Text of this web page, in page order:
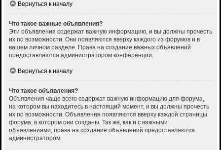
Вернуться к началу
Что такое важные объявления?
Эти объявления содержат важную информацию, и вы должны прочесть
их по возможности. Они появляются вверху каждого из форумов и в
вашем личном разделе. Права на создание важных объявлений
предоставляются администратором конференции.
Вернуться к началу
Что такое объявления?
Объявления чаще всего содержат важную информацию для форума,
на котором вы находитесь в настоящий момент, и вы должны прочесть
их по возможности. Объявления появляются вверху каждой страницы
форума, в котором они созданы. Так же, как и с важными
объявлениями, права на создание объявлений предоставляются
администратором.